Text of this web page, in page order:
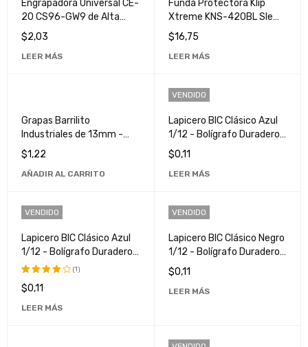
Engrapadora Universal CE-
20 CS96-GW9 de Alta
Calidad y Durabilidad
$2,03
LEER MÁS
Funda Protectora Klip
Xtreme KNS-420BL Sle
para Portátiles - Azul
$16,75
LEER MÁS
Grapas Barrilito
Industriales de 13mm -
Alta Calidad y Durabilidad
para Uso Profesional
$1,22
AÑADIR AL CARRITO
VENDIDO
Lapicero BIC Clásico Azul
1/12 - Bolígrafo Duradero
y Confiable para Escritura
Diaria
$0,11
LEER MÁS
VENDIDO
Lapicero BIC Clásico Azul
1/12 - Bolígrafo Duradero
y Confiado para Escritura
Valorado
4.00de
(1)
$0,11
LEER MÁS
VENDIDO
Lapicero BIC Clásico Negro
1/12 - Bolígrafo Duradero
y Confiado
$0,11
LEER MÁS